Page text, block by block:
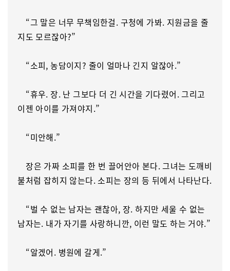
“그 말은 너무 무책임한걸. 구청에 가봐. 지원금을 줄
지도 모르잖아?”
“소피, 농담이지? 줄이 얼마나 긴지 알잖아.”
“휴우. 장. 난 그보다 더 긴 시간을 기다렸어. 그리고
이젠 아이를 가져야지.”
“미안해.”
장은 가짜 소피를 한 번 끌어안아 본다. 그녀는 도깨비
불처럼 잡히지 않는다. 소피는 장의 등 뒤에서 나타난다.
“벌 수 없는 남자는 괜찮아, 장. 하지만 세울 수 없는
남자는. 내가 자기를 사랑하니깐, 이런 말도 하는 거야.”
“알겠어. 병원에 갈게.”